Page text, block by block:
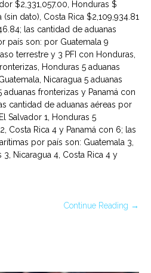
$2,331,057.00, Honduras $
dato), Costa Rica $2,109,934.81
las cantidad de aduanas
país son: por Guatemala 9
terrestre y 3 PFI con Honduras,
Honduras 5 aduanas
Nicaragua 5 aduanas
aduanas fronterizas y Panamá con
cantidad de aduanas aéreas por
Salvador 1, Honduras 5
Costa Rica 4 y Panamá con 6; las
por país son: Guatemala 3,
3, Nicaragua 4, Costa Rica 4 y
Continue Reading →